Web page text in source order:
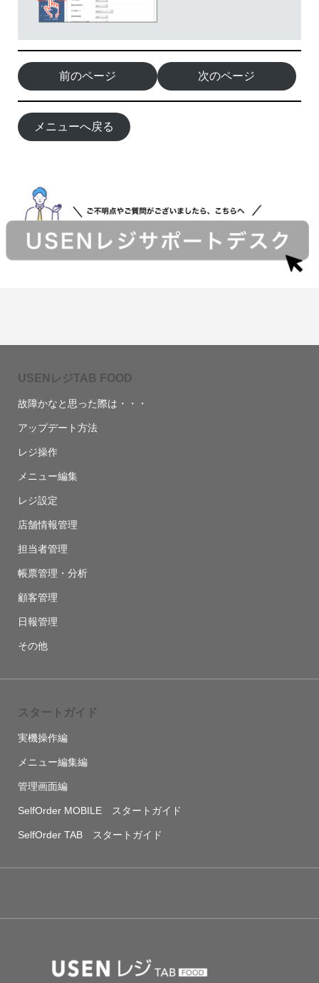
前のページ 次のページ
メニューへ戻る
USENレジTAB FOOD
故障かなと思った際は・・・
アップデート方法
レジ操作
メニュー編集
レジ設定
店舗情報管理
担当者管理
帳票管理・分析
顧客管理
日報管理
その他
スタートガイド
実機操作編
メニュー編集編
管理画面編
SelfOrder MOBILE スタートガイド
SelfOrder TAB スタートガイド